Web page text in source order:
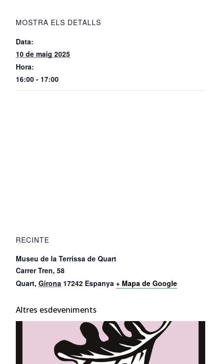
MOSTRA ELS DETALLS
Data:
10 de maig 2025
Hora:
16:00 - 17:00
RECINTE
Museu de la Terrissa de Quart
Carrer Tren, 58
Quart, Girona 17242 Espanya + Mapa de Google
Altres esdeveniments